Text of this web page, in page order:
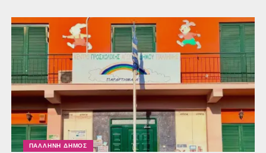
ΠΑΛΛΉΝΗ ΔΉΜΟΣ